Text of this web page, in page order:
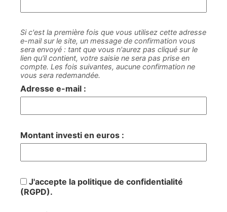
Si c'est la première fois que vous utilisez cette adresse
e-mail sur le site, un message de confirmation vous
sera envoyé : tant que vous n'aurez pas cliqué sur le
lien qu'il contient, votre saisie ne sera pas prise en
compte. Les fois suivantes, aucune confirmation ne
vous sera redemandée.
Adresse e-mail :
Montant investi en euros :
J'accepte la politique de confidentialité
(RGPD).